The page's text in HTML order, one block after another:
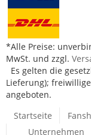
*Alle Preise:
MwSt. und zzgl.
Es gelten die
Lieferung);
angeboten.
Startseite
Unternehmen